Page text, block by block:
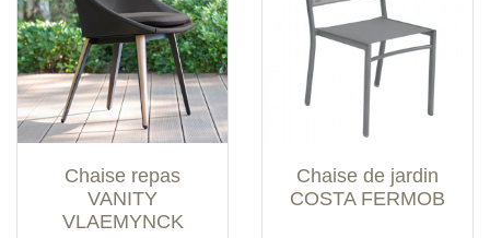
Chaise repas
VANITY
VLAEMYNCK
Chaise de jardin
COSTA FERMOB